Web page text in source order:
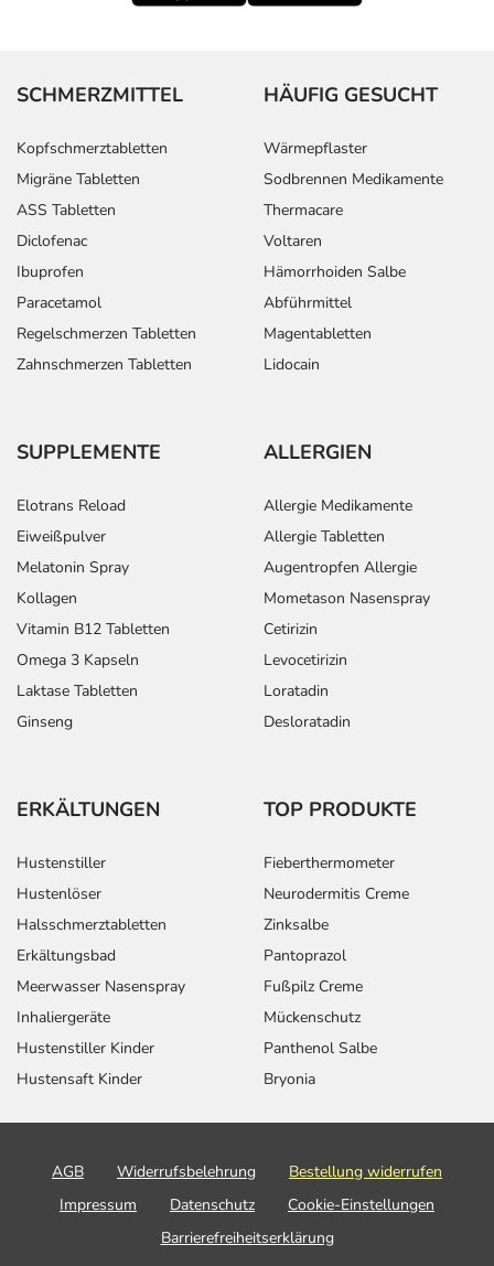
SCHMERZMITTEL
Kopfschmerztabletten
Migräne Tabletten
ASS Tabletten
Diclofenac
Ibuprofen
Paracetamol
Regelschmerzen Tabletten
Zahnschmerzen Tabletten
HÄUFIG GESUCHT
Wärmepflaster
Sodbrennen Medikamente
Thermacare
Voltaren
Hämorrhoiden Salbe
Abführmittel
Magentabletten
Lidocain
SUPPLEMENTE
Elotrans Reload
Eiweißpulver
Melatonin Spray
Kollagen
Vitamin B12 Tabletten
Omega 3 Kapseln
Laktase Tabletten
Ginseng
ALLERGIEN
Allergie Medikamente
Allergie Tabletten
Augentropfen Allergie
Mometason Nasenspray
Cetirizin
Levocetirizin
Loratadin
Desloratadin
ERKÄLTUNGEN
Hustenstiller
Hustenlöser
Halsschmerztabletten
Erkältungsbad
Meerwasser Nasenspray
Inhaliergeräte
Hustenstiller Kinder
Hustensaft Kinder
TOP PRODUKTE
Fieberthermometer
Neurodermitis Creme
Zinksalbe
Pantoprazol
Fußpilz Creme
Mückenschutz
Panthenol Salbe
Bryonia
AGB Widerrufsbelehrung
Bestellung widerrufen
Impressum
Datenschutz
Cookie-Einstellungen
Barrierefreiheitserklärung